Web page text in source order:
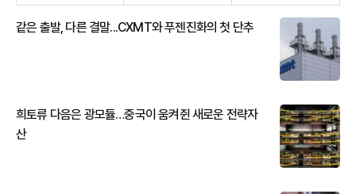
같은 출발, 다른 결말...CXMT와 푸젠진화의 첫 단추
희토류 다음은 광모듈…중국이 움켜쥔 새로운 전략자
산